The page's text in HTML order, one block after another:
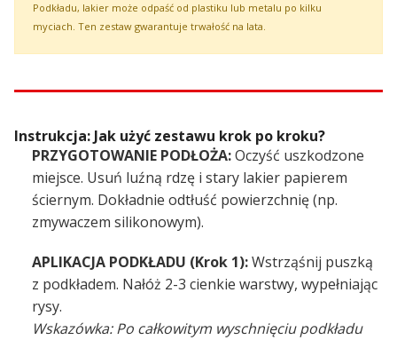
Podkładu, lakier może odpaść od plastiku lub metalu po kilku
myciach. Ten zestaw gwarantuje trwałość na lata.
Instrukcja: Jak użyć zestawu krok po kroku?
PRZYGOTOWANIE PODŁOŻA:Oczyść uszkodzone
miejsce. Usuń luźną rdzę i stary lakier papierem
ściernym. Dokładnie odtłuść powierzchnię (np.
zmywaczem silikonowym).
APLIKACJA PODKŁADU (Krok 1):Wstrząśnij puszką
z podkładem. Nałóż 2-3 cienkie warstwy, wypełniając
rysy.
Wskazówka: Po całkowitym wyschnięciu podkładu